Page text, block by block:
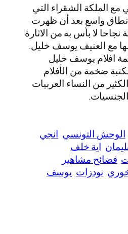
الملكة الشقراء التي
واسع بعد أن ظهرت
لا بأس به من الاثارة
لها مع العنيف يوسف خليل.
افلام يوسف خليل
ضخمة من الأفلام
من النساء العربيات
الوحش التونسي انجي
اية خلف
فضائح مشاهير
خوري نودزات يوسف